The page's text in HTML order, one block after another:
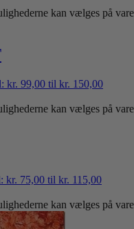
kan vælges på
kr. 99,00 til kr. 150,00
kan vælges på
kr. 75,00 til kr. 115,00
kan vælges på